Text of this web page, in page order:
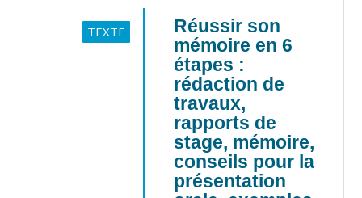
TEXTE
Réussir son
mémoire en 6
étapes :
rédaction de
travaux,
rapports de
stage, mémoire,
conseils pour la
présentation